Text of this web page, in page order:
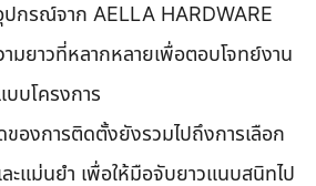
ปกรณ์จาก AELLA HARDWARE
มยาวที่หลากหลายเพื่อตอบโจทย์งาน
บโครงการ
ดของการติดตั้งยังรวมไปถึงการเลือก
ะแม่นยำ เพื่อให้มือจับยาวแนบสนิทไป